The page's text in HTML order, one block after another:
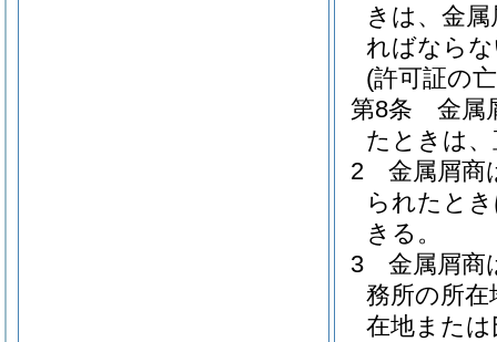
きは、金
ればなら
(許可証の
第8条
金属
たときは
2
金属屑商
られたと
きる。
3
金属屑商
務所の所
在地また